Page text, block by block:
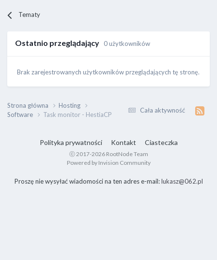
Tematy
Ostatnio przeglądający 0 użytkowników
Brak zarejestrowanych użytkowników przeglądających tę stronę.
Cała aktywność
Strona główna
Hosting
Software
Task monitor - HestiaCP
Polityka prywatności Kontakt Ciasteczka
ⓒ 2017-2026 RootNode Team
Powered by Invision Community
Proszę nie wysyłać wiadomości na ten adres e-mail:lukasz@062.pl